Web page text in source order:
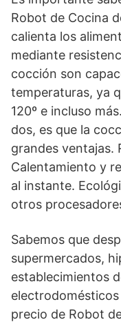
Robot de Cocina
calienta los
mediante
cocción son
temperaturas, ya
120º e incluso
dos, es que la
grandes ventajas.
Calentamiento y
al instante.
otros
Sabemos que
supermercados,
establecimientos
precio de Robot